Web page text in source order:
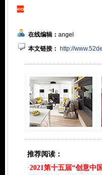
在线编辑： angel
本文链接：
http://
推荐阅读：
·2021第十五届“创意中